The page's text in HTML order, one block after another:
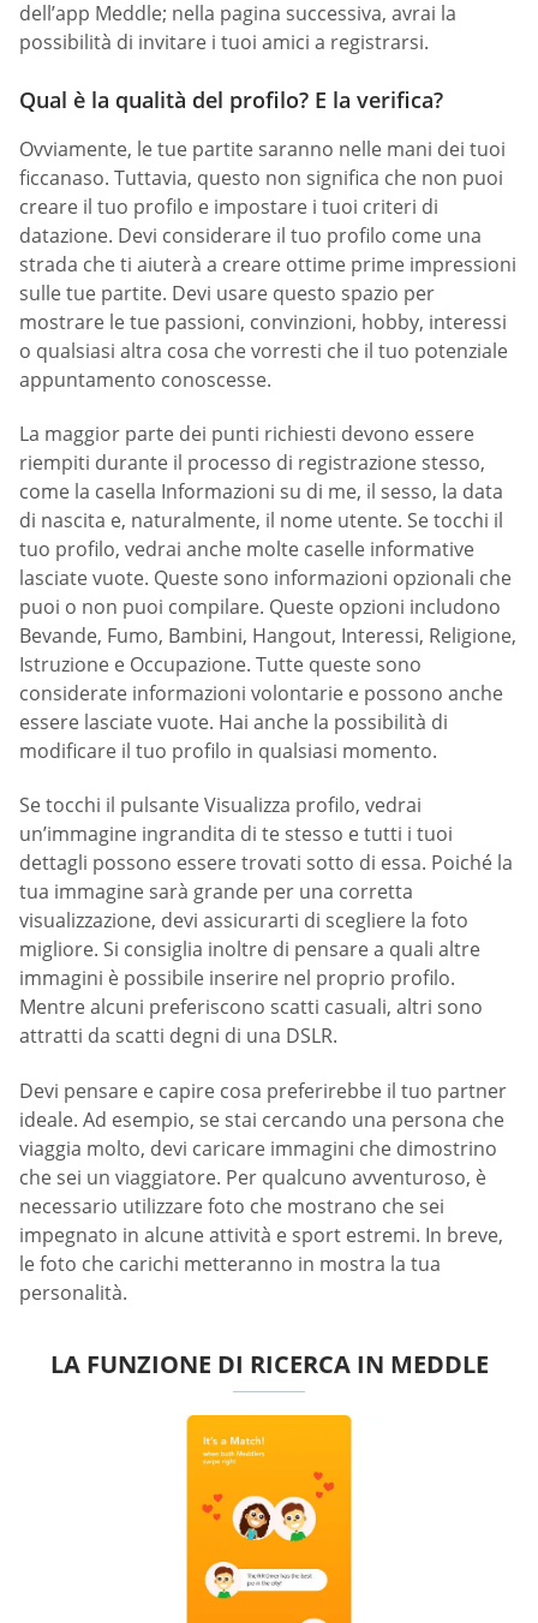
dell’app Meddle; nella pagina successiva, avrai la
possibilità di invitare i tuoi amici a registrarsi.
Qual è la qualità del profilo? E la verifica?
Ovviamente, le tue partite saranno nelle mani dei tuoi
ficcanaso. Tuttavia, questo non significa che non puoi
creare il tuo profilo e impostare i tuoi criteri di
datazione. Devi considerare il tuo profilo come una
strada che ti aiuterà a creare ottime prime impressioni
sulle tue partite. Devi usare questo spazio per
mostrare le tue passioni, convinzioni, hobby, interessi
o qualsiasi altra cosa che vorresti che il tuo potenziale
appuntamento conoscesse.
La maggior parte dei punti richiesti devono essere
riempiti durante il processo di registrazione stesso,
come la casella Informazioni su di me, il sesso, la data
di nascita e, naturalmente, il nome utente. Se tocchi il
tuo profilo, vedrai anche molte caselle informative
lasciate vuote. Queste sono informazioni opzionali che
puoi o non puoi compilare. Queste opzioni includono
Bevande, Fumo, Bambini, Hangout, Interessi, Religione,
Istruzione e Occupazione. Tutte queste sono
considerate informazioni volontarie e possono anche
essere lasciate vuote. Hai anche la possibilità di
modificare il tuo profilo in qualsiasi momento.
Se tocchi il pulsante Visualizza profilo, vedrai
un’immagine ingrandita di te stesso e tutti i tuoi
dettagli possono essere trovati sotto di essa. Poiché la
tua immagine sarà grande per una corretta
visualizzazione, devi assicurarti di scegliere la foto
migliore. Si consiglia inoltre di pensare a quali altre
immagini è possibile inserire nel proprio profilo.
Mentre alcuni preferiscono scatti casuali, altri sono
attratti da scatti degni di una DSLR.
Devi pensare e capire cosa preferirebbe il tuo partner
ideale. Ad esempio, se stai cercando una persona che
viaggia molto, devi caricare immagini che dimostrino
che sei un viaggiatore. Per qualcuno avventuroso, è
necessario utilizzare foto che mostrano che sei
impegnato in alcune attività e sport estremi. In breve,
le foto che carichi metteranno in mostra la tua
personalità.
LA FUNZIONE DI RICERCA IN MEDDLE